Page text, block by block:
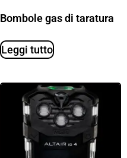
Bombole gas di taratura
Leggi tutto